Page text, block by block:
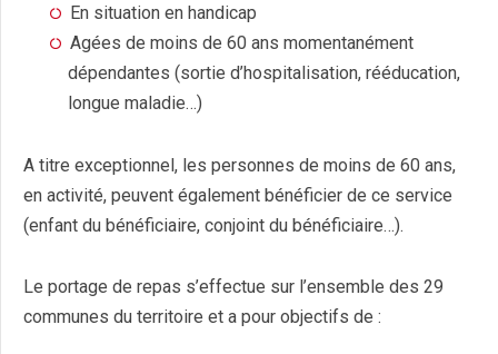
En situation en handicap
Agées de moins de 60 ans momentanément
dépendantes (sortie d’hospitalisation, rééducation,
longue maladie…)
A titre exceptionnel, les personnes de moins de 60 ans,
en activité, peuvent également bénéficier de ce service
(enfant du bénéficiaire, conjoint du bénéficiaire…).
Le portage de repas s’effectue sur l’ensemble des 29
communes du territoire et a pour objectifs de :